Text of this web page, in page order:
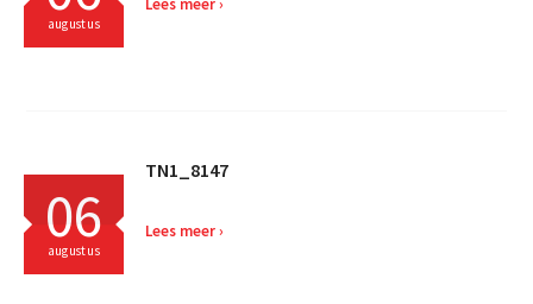
augustus
Lees meer
06
augustus
TN1_8147
Lees meer